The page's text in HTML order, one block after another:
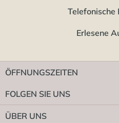
Telefonische
Erlesene
ÖFFNUNGSZEITEN
FOLGEN SIE UNS
ÜBER UNS